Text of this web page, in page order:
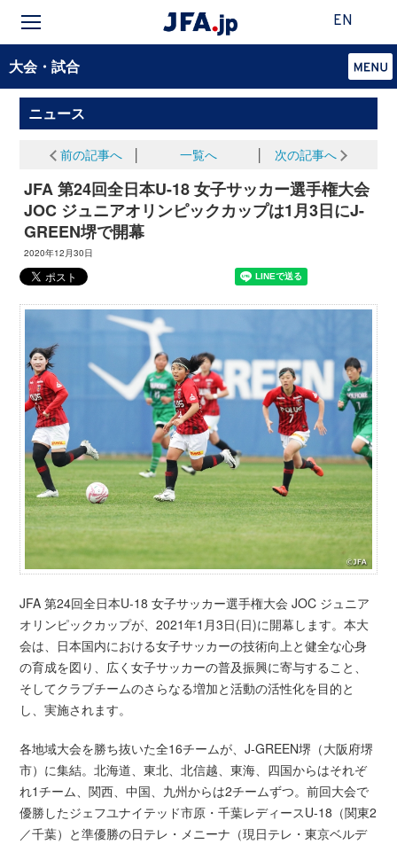
EN
大会・試合
ニュース
前の記事へ 一覧へ 次の記事へ
JFA 第24回全日本U-18 女子サッカー選手権大会
JOC ジュニアオリンピックカップは1月3日にJ-
GREEN堺で開幕
2020年12月30日
JFA 第24回全日本U-18 女子サッカー選手権大会 JOC ジュニア
オリンピックカップが、2021年1月3日(日)に開幕します。本大
会は、日本国内における女子サッカーの技術向上と健全な心身
の育成を図り、広く女子サッカーの普及振興に寄与すること、
そしてクラブチームのさらなる増加と活動の活性化を目的と
し、実施されます。
各地域大会を勝ち抜いた全16チームが、J-GREEN堺（大阪府堺
市）に集結。北海道、東北、北信越、東海、四国からはそれぞ
れ1チーム、関西、中国、九州からは2チームずつ。前回大会で
優勝したジェフユナイテッド市原・千葉レディースU-18（関東2
／千葉）と準優勝の日テレ・メニーナ（現日テレ・東京ベルデ